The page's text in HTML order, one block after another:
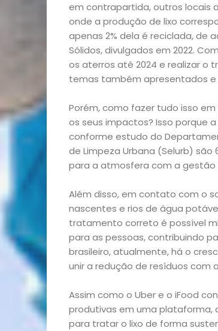
em contrapartida, outros locais
onde a produção de lixo
apenas 2% dela é reciclada, de
Sólidos, divulgados em 2022.
os aterros até 2024 e realizar o
temas também apresentados e
Porém, como fazer tudo isso
os seus impactos? Isso porque
conforme estudo do
de Limpeza Urbana (Selurb)
para a atmosfera com a gestão
Além disso, em contato com o
nascentes e rios de água
tratamento correto é possível
para as pessoas, contribuindo
brasileiro, atualmente, há o
unir a redução de resíduos com
Assim como o Uber e o iFood
produtivas em uma plataforma,
para tratar o lixo de forma